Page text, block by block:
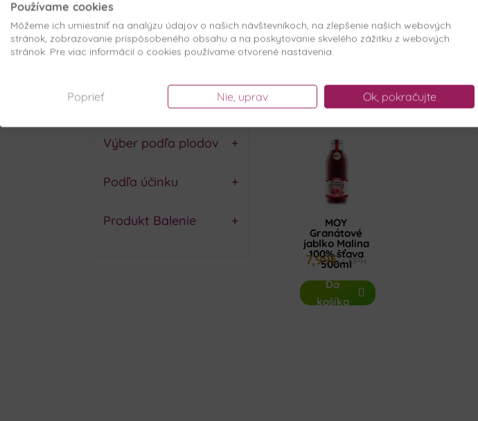
Zobraziť filtre
Výber podľa plodov +
Podľa účinku +
Produkt Balenie + MOY
Granátové
jablko Malina
100% šťava
500ml
7,99€s DPH
Do
košíka
Používame cookies
Môžeme ich umiestniť na analýzu údajov o našich návštevníkoch, na zlepšenie našich webových
stránok, zobrazovanie prispôsobeného obsahu a na poskytovanie skvelého zážitku z webových
stránok. Pre viac informácií o cookies používame otvorené nastavenia.
Poprieť Nie, uprav Ok, pokračujte